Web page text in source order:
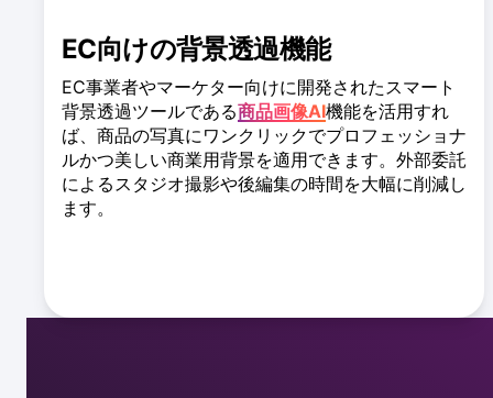
EC向けの背景透過機能
EC事業者やマーケター向けに開発されたスマート
背景透過ツールである商品画像AI機能を活用すれ
ば、商品の写真にワンクリックでプロフェッショナ
ルかつ美しい商業用背景を適用できます。外部委託
によるスタジオ撮影や後編集の時間を大幅に削減し
ます。